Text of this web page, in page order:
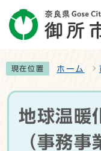
現在位置 ホーム
地球温暖
（事務事